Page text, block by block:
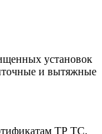
установок
и вытяжные
ТР ТС.